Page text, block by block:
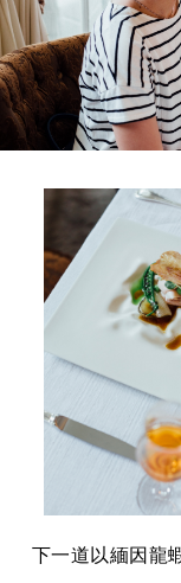
下一道以緬因龍